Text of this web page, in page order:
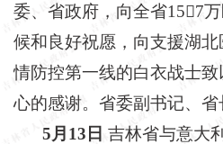
委、省政府，向全省157
候和良好祝愿，向支援湖
情防控第一线的白衣战士
心的感谢。省委副书记、省
5月13日 吉林省与意大